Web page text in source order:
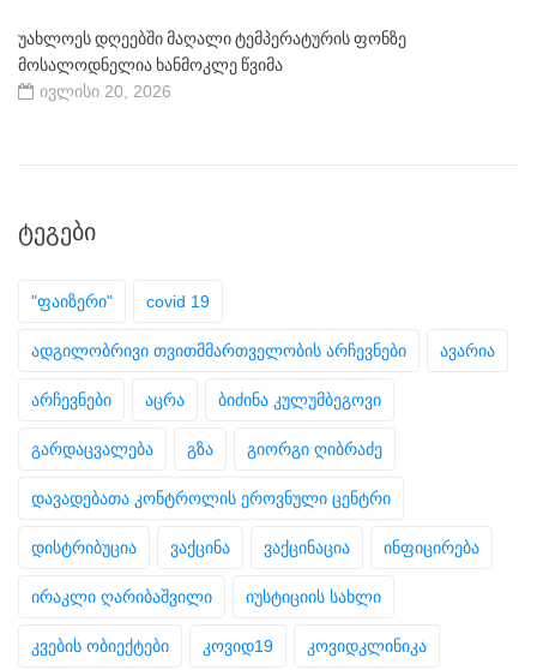
უახლოეს დღეებში მაღალი ტემპერატურის ფონზე
მოსალოდნელია ხანმოკლე წვიმა
ივლისი 20, 2026
ᲢᲔᲒᲔᲑᲘ
"ფაიზერი" covid 19
ადგილობრივი თვითმმართველობის არჩევნები ავარია
არჩევნები აცრა ბიძინა კულუმბეგოვი
გარდაცვალება გზა გიორგი ღიბრაძე
დავადებათა კონტროლის ეროვნული ცენტრი
დისტრიბუცია ვაქცინა ვაქცინაცია ინფიცირება
ირაკლი ღარიბაშვილი იუსტიციის სახლი
კვების ობიექტები კოვიდ19 კოვიდკლინიკა